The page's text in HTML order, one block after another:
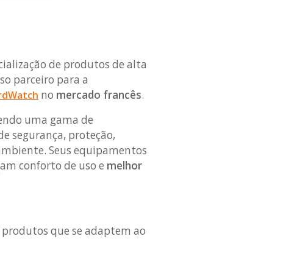
de produtos de alta
parceiro para a
no mercado francês.
uma gama de
segurança, proteção,
Seus equipamentos
conforto de uso e melhor
que se adaptem ao